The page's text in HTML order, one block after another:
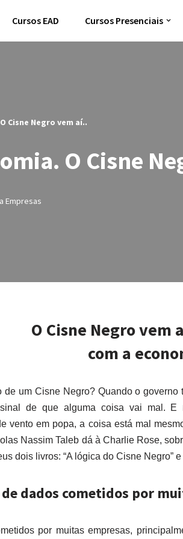
Cursos EAD Cursos Presenciais
Cisne Negro vem aí..
O Cisne
Empresas
O Cisne Negro vem
com a
um Cisne Negro? Quando o governo
de que alguma coisa vai mal. E
vento em popa, a coisa está mal
Nassim Taleb dá à Charlie Rose,
dois livros: “A lógica do Cisne Negro” e
dados cometidos por
por muitas empresas,